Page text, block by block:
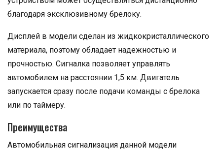
благодаря эксклюзивному брелоку.
Дисплей в модели сделан из жидкокристаллического
материала, поэтому обладает надежностью и
прочностью. Сигналка позволяет управлять
автомобилем на расстоянии 1,5 км. Двигатель
запускается сразу после подачи команды с брелока
или по таймеру.
Преимущества
Автомобильная сигнализация данной модели